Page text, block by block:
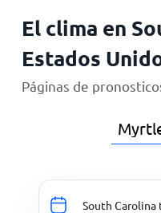
El clima en
Estados
Páginas de
South